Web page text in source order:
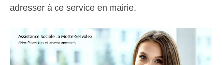
adresser à ce service en mairie.